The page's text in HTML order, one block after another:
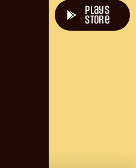
plays
store